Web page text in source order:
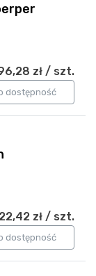
zł / szt.
dostępność
zł / szt.
dostępność